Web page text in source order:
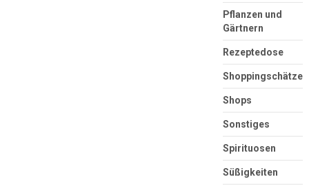
Pflanzen und
Gärtnern
Rezeptedose
Shoppingschätze
Shops
Sonstiges
Spirituosen
Süßigkeiten